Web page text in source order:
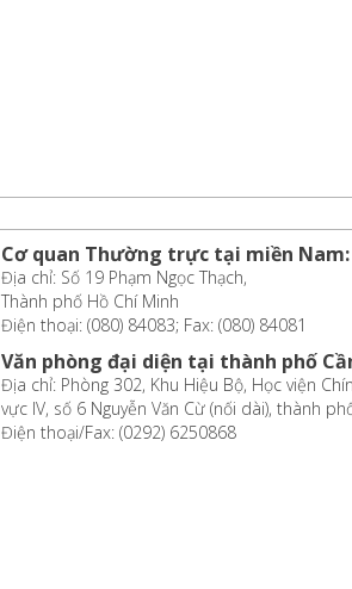
Cơ quan Thường trực tại miền Nam:
Địa chỉ: Số 19 Phạm Ngọc Thạch,
Thành phố Hồ Chí Minh
Điện thoại: (080) 84083; Fax: (080) 84081
Văn phòng đại diện tại thành phố
Địa chỉ: Phòng 302, Khu Hiệu Bộ, Học viện
vực IV, số 6 Nguyễn Văn Cừ (nối dài), thành
Điện thoại/Fax: (0292) 6250868